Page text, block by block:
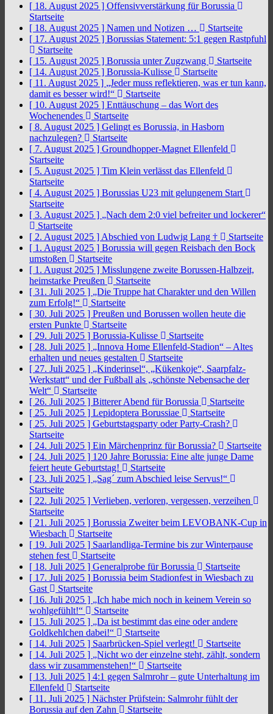
[ 18. August 2025 ] Offensivverstärkung für Borussia
Startseite
[ 18. August 2025 ] Namen und Notizen …
Startseite
[ 17. August 2025 ] Borussias Statement: 5:1 gegen Rastpfuhl
Startseite
[ 15. August 2025 ] Borussia unter Zugzwang
Startseite
[ 14. August 2025 ] Borussia-Kulisse
Startseite
[ 11. August 2025 ] „Jeder muss reflektieren, was er tun kann,
damit es besser wird!“
Startseite
[ 10. August 2025 ] Enttäuschung – das Wort des
Wochenendes
Startseite
[ 8. August 2025 ] Gelingt es Borussia, in Hasborn
nachzulegen?
Startseite
[ 7. August 2025 ] Groundhopper-Magnet Ellenfeld
Startseite
[ 5. August 2025 ] Tim Klein verlässt das Ellenfeld
Startseite
[ 4. August 2025 ] Borussias U23 mit gelungenem Start
Startseite
[ 3. August 2025 ] „Nach dem 2:0 viel befreiter und lockerer“
Startseite
[ 2. August 2025 ] Abschied von Ludwig Lang †
Startseite
[ 1. August 2025 ] Borussia will gegen Reisbach den Bock
umstoßen
Startseite
[ 1. August 2025 ] Misslungene zweite Borussen-Halbzeit,
heimstarke Preußen
Startseite
[ 31. Juli 2025 ] „Die Truppe hat Charakter und den Willen
zum Erfolg!“
Startseite
[ 30. Juli 2025 ] Preußen und Borussen wollen heute die
ersten Punkte
Startseite
[ 29. Juli 2025 ] Borussia-Kulisse
Startseite
[ 28. Juli 2025 ] „Innova Home Ellenfeld-Stadion“ – Altes
erhalten und neues gestalten
Startseite
[ 27. Juli 2025 ] „Kinderinsel“, „Kükenkoje“, Saarpfalz-
Werkstatt“ und der Fußball als „schönste Nebensache der
Welt“
Startseite
[ 26. Juli 2025 ] Bitterer Abend für Borussia
Startseite
[ 25. Juli 2025 ] Lepidoptera Borussiae
Startseite
[ 25. Juli 2025 ] Geburtstagsparty oder Party-Crash?
Startseite
[ 24. Juli 2025 ] Ein Märchenprinz für Borussia?
Startseite
[ 24. Juli 2025 ] 120 Jahre Borussia: Eine alte junge Dame
feiert heute Geburtstag!
Startseite
[ 23. Juli 2025 ] „Sag´ zum Abschied leise Servus!“
Startseite
[ 22. Juli 2025 ] Verlieben, verloren, vergessen, verzeihen
Startseite
[ 21. Juli 2025 ] Borussia Zweiter beim LEVOBANK-Cup in
Wiesbach
Startseite
[ 19. Juli 2025 ] Saarlandliga-Termine bis zur Winterpause
stehen fest
Startseite
[ 18. Juli 2025 ] Generalprobe für Borussia
Startseite
[ 17. Juli 2025 ] Borussia beim Stadionfest in Wiesbach zu
Gast
Startseite
[ 16. Juli 2025 ] „Ich habe mich noch in keinem Verein so
wohlgefühlt!“
Startseite
[ 15. Juli 2025 ] „Da ist bestimmt das eine oder andere
Goldkehlchen dabei!“
Startseite
[ 14. Juli 2025 ] Saarbrücken-Spiel verlegt!
Startseite
[ 14. Juli 2025 ] „Nicht wo der einzelne steht, zählt, sondern
dass wir zusammenstehen!“
Startseite
[ 13. Juli 2025 ] 4:1 gegen Salmrohr – gute Unterhaltung im
Ellenfeld
Startseite
[ 11. Juli 2025 ] Nächster Prüfstein: Salmrohr fühlt der
Borussia auf den Zahn
Startseite